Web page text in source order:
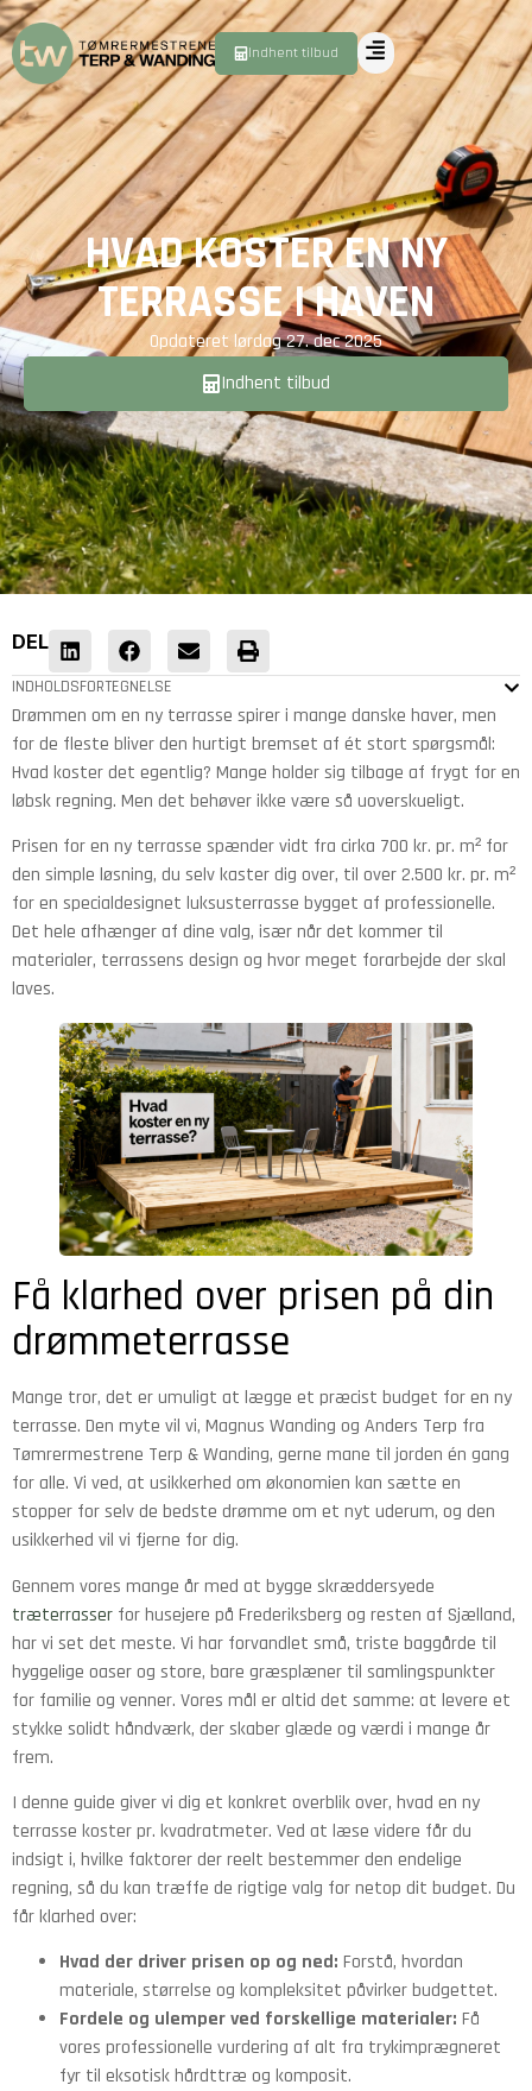
Indhent tilbud
HVAD KOSTER EN NY
TERRASSE I HAVEN
Opdateret lørdag 27. dec 2025
Indhent tilbud
DEL
INDHOLDSFORTEGNELSE
Drømmen om en ny terrasse spirer i mange danske haver, men
for de fleste bliver den hurtigt bremset af ét stort spørgsmål:
Hvad koster det egentlig? Mange holder sig tilbage af frygt for en
løbsk regning. Men det behøver ikke være så uoverskueligt.
Prisen for en ny terrasse spænder vidt fra cirka 700 kr. pr. m² for
den simple løsning, du selv kaster dig over, til over 2.500 kr. pr. m²
for en specialdesignet luksusterrasse bygget af professionelle.
Det hele afhænger af dine valg, især når det kommer til
materialer, terrassens design og hvor meget forarbejde der skal
laves.
Få klarhed over prisen på din
drømmeterrasse
Mange tror, det er umuligt at lægge et præcist budget for en ny
terrasse. Den myte vil vi, Magnus Wanding og Anders Terp fra
Tømrermestrene Terp & Wanding, gerne mane til jorden én gang
for alle. Vi ved, at usikkerhed om økonomien kan sætte en
stopper for selv de bedste drømme om et nyt uderum, og den
usikkerhed vil vi fjerne for dig.
Gennem vores mange år med at bygge skræddersyede
træterrasser for husejere på Frederiksberg og resten af Sjælland,
har vi set det meste. Vi har forvandlet små, triste baggårde til
hyggelige oaser og store, bare græsplæner til samlingspunkter
for familie og venner. Vores mål er altid det samme: at levere et
stykke solidt håndværk, der skaber glæde og værdi i mange år
frem.
I denne guide giver vi dig et konkret overblik over, hvad en ny
terrasse koster pr. kvadratmeter. Ved at læse videre får du
indsigt i, hvilke faktorer der reelt bestemmer den endelige
regning, så du kan træffe de rigtige valg for netop dit budget. Du
får klarhed over:
Hvad der driver prisen op og ned: Forstå, hvordan
materiale, størrelse og kompleksitet påvirker budgettet.
Fordele og ulemper ved forskellige materialer: Få
vores professionelle vurdering af alt fra trykimprægneret
fyr til eksotisk hårdttræ og komposit.